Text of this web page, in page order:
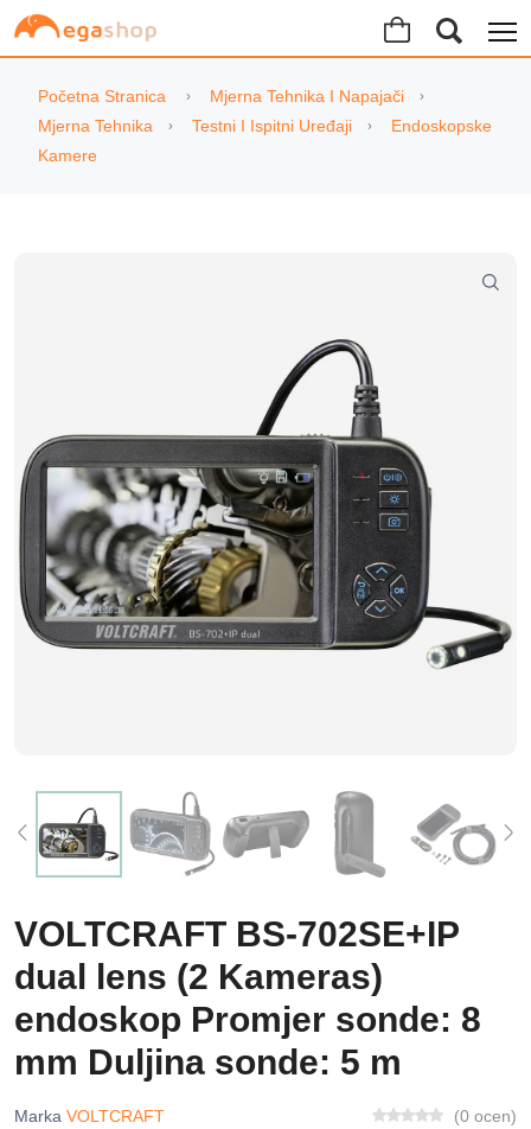
Početna Stranica
Mjerna Tehnika I Napajači
Mjerna Tehnika
Testni I Ispitni Uređaji
Endoskopske
Kamere
VOLTCRAFT BS-702SE+IP
dual lens (2 Kameras)
endoskop Promjer sonde: 8
mm Duljina sonde: 5 m
Marka VOLTCRAFT (0 ocen)